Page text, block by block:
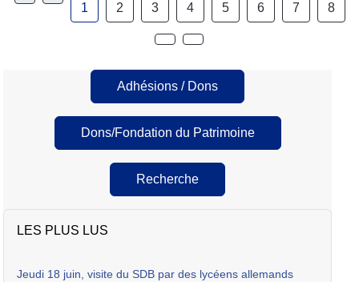
1 2 3 4 5 6 7 8
Adhésions / Dons
Dons/Fondation du Patrimoine
Recherche
LES PLUS LUS
Jeudi 18 juin, visite du SDB par des lycéens allemands